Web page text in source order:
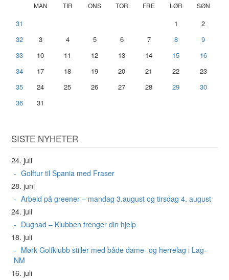
MAN TIR ONS TOR FRE LØR SØN
31 1
2
32
3 4 5 6 7 8
9
33
10 11 12 13 14 15
16
34
17 18 19 20 21 22
23
35
24 25 26 27 28 29
30
36
31
SISTE NYHETER
24. juli
Golftur til Spania med Fraser
28. juni
Arbeid på greener – mandag 3.august og tirsdag 4. august
24. juli
Dugnad – Klubben trenger din hjelp
18. juli
Mørk Golfklubb stiller med både dame- og herrelag i Lag-
NM
16. juli